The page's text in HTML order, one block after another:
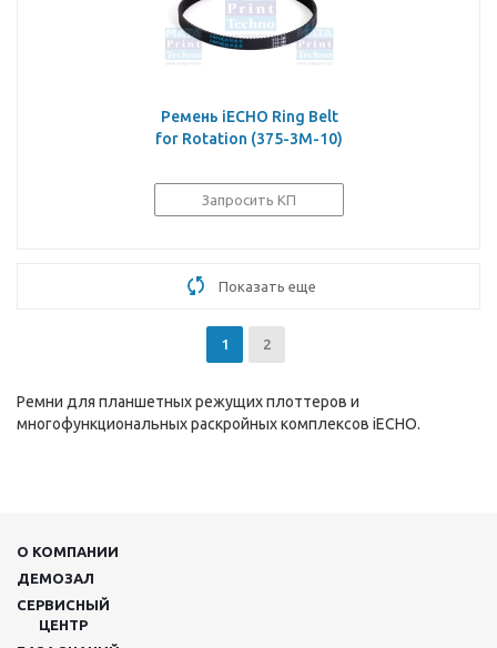
Ремень iECHO Ring Belt
for Rotation (375-3M-10)
Запросить КП
Показать еще
1 2
Ремни для планшетных режущих плоттеров и
многофункциональных раскройных комплексов iECHO.
О КОМПАНИИ
ДЕМОЗАЛ
СЕРВИСНЫЙ
ЦЕНТР